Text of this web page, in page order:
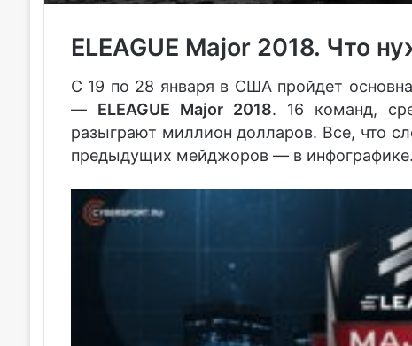
ELEAGUE Major 2018. Что
С 19 по 28 января в США пройдет
— ELEAGUE Major 2018. 16 команд,
разыграют миллион долларов. Все, что
предыдущих мейджоров — в инфографике.